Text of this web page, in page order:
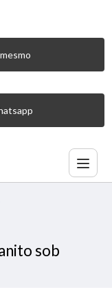
SOB ENCOMENDA
sob